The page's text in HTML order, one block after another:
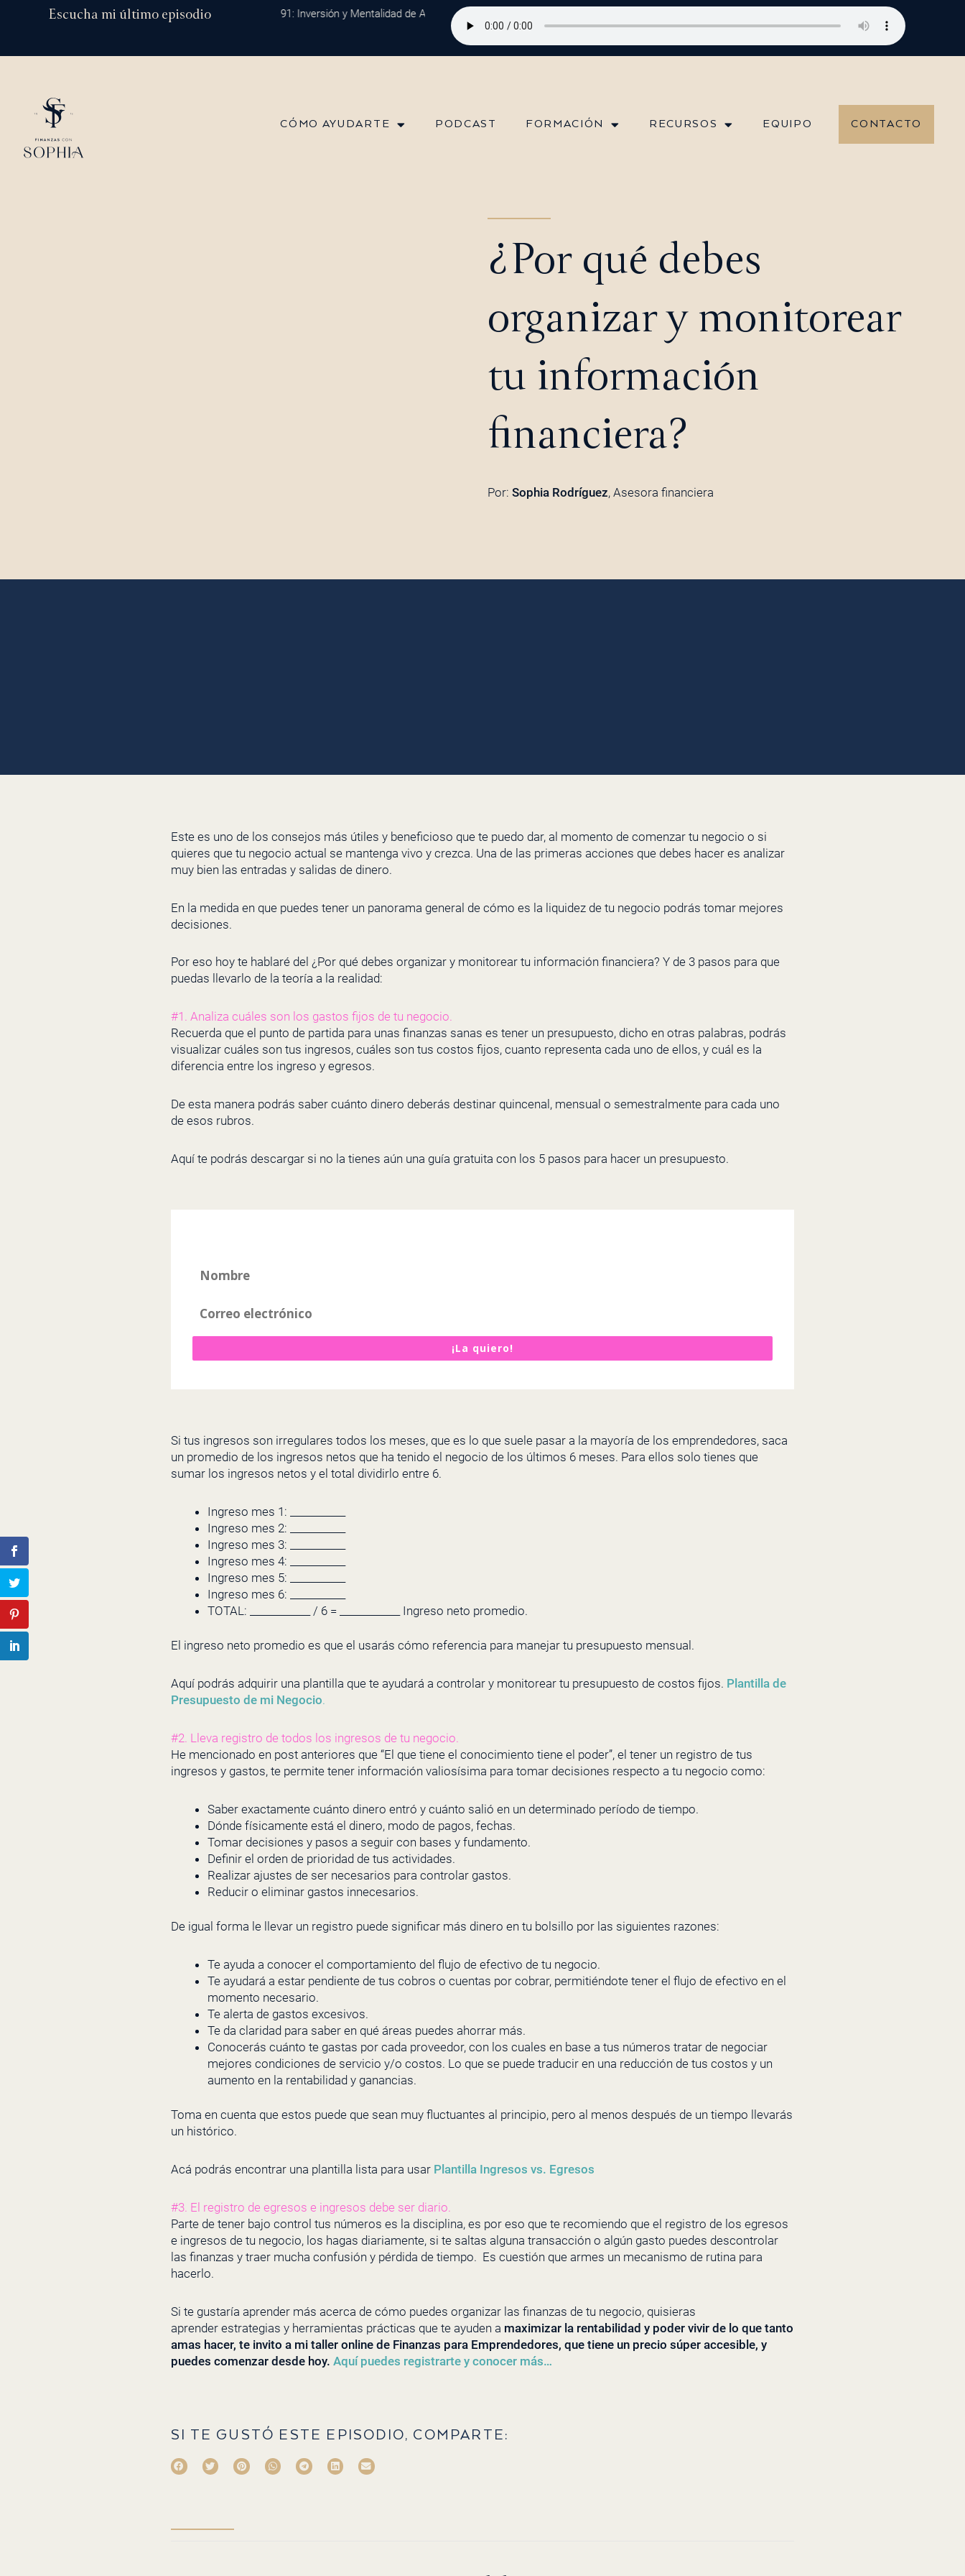
Escucha mi último episodioEpisodio 191: Inversión y Mentalidad de Abundancia en 2025: Estrategias para Construir el Futuro que Quieres Episodio 191: Inversión y Mentalidad de
CÓMO AYUDARTE PODCAST FORMACIÓN RECURSOS EQUIPO CONTACTO
¿Por qué debes
organizar y monitorear
tu información
financiera?
Por:Sophia Rodríguez, Asesora financiera
Este es uno de los consejos más útiles y beneficioso que te puedo dar, al momento de comenzar tu negocio o si
quieres que tu negocio actual se mantenga vivo y crezca. Una de las primeras acciones que debes hacer es analizar
muy bien las entradas y salidas de dinero.
En la medida en que puedes tener un panorama general de cómo es la liquidez de tu negocio podrás tomar mejores
decisiones.
Por eso hoy te hablaré del ¿Por qué debes organizar y monitorear tu información financiera? Y de 3 pasos para que
puedas llevarlo de la teoría a la realidad:
#1. Analiza cuáles son los gastos fijos de tu negocio.
Recuerda que el punto de partida para unas finanzas sanas es tener un presupuesto, dicho en otras palabras, podrás
visualizar cuáles son tus ingresos, cuáles son tus costos fijos, cuanto representa cada uno de ellos, y cuál es la
diferencia entre los ingreso y egresos.
De esta manera podrás saber cuánto dinero deberás destinar quincenal, mensual o semestralmente para cada uno
de esos rubros.
Aquí te podrás descargar si no la tienes aún una guía gratuita con los 5 pasos para hacer un presupuesto.
¡La quiero!
Si tus ingresos son irregulares todos los meses, que es lo que suele pasar a la mayoría de los emprendedores, saca
un promedio de los ingresos netos que ha tenido el negocio de los últimos 6 meses. Para ellos solo tienes que
sumar los ingresos netos y el total dividirlo entre 6.
Ingreso mes 1: ___________
Ingreso mes 2: ___________
Ingreso mes 3: ___________
Ingreso mes 4: ___________
Ingreso mes 5: ___________
Ingreso mes 6: ___________
TOTAL: ____________ / 6 = ____________ Ingreso neto promedio.
El ingreso neto promedio es que el usarás cómo referencia para manejar tu presupuesto mensual.
Aquí podrás adquirir una plantilla que te ayudará a controlar y monitorear tu presupuesto de costos fijos. Plantilla de
Presupuesto de mi Negocio.
#2. Lleva registro de todos los ingresos de tu negocio.
He mencionado en post anteriores que “El que tiene el conocimiento tiene el poder”, el tener un registro de tus
ingresos y gastos, te permite tener información valiosísima para tomar decisiones respecto a tu negocio como:
Saber exactamente cuánto dinero entró y cuánto salió en un determinado período de tiempo.
Dónde físicamente está el dinero, modo de pagos, fechas.
Tomar decisiones y pasos a seguir con bases y fundamento.
Definir el orden de prioridad de tus actividades.
Realizar ajustes de ser necesarios para controlar gastos.
Reducir o eliminar gastos innecesarios.
De igual forma le llevar un registro puede significar más dinero en tu bolsillo por las siguientes razones:
Te ayuda a conocer el comportamiento del flujo de efectivo de tu negocio.
Te ayudará a estar pendiente de tus cobros o cuentas por cobrar, permitiéndote tener el flujo de efectivo en el
momento necesario.
Te alerta de gastos excesivos.
Te da claridad para saber en qué áreas puedes ahorrar más.
Conocerás cuánto te gastas por cada proveedor, con los cuales en base a tus números tratar de negociar
mejores condiciones de servicio y/o costos. Lo que se puede traducir en una reducción de tus costos y un
aumento en la rentabilidad y ganancias.
Toma en cuenta que estos puede que sean muy fluctuantes al principio, pero al menos después de un tiempo llevarás
un histórico.
Acá podrás encontrar una plantilla lista para usar Plantilla Ingresos vs. Egresos
#3. El registro de egresos e ingresos debe ser diario.
Parte de tener bajo control tus números es la disciplina, es por eso que te recomiendo que el registro de los egresos
e ingresos de tu negocio, los hagas diariamente, si te saltas alguna transacción o algún gasto puedes descontrolar
las finanzas y traer mucha confusión y pérdida de tiempo. Es cuestión que armes un mecanismo de rutina para
hacerlo.
Si te gustaría aprender más acerca de cómo puedes organizar las finanzas de tu negocio, quisieras
aprender estrategias y herramientas prácticas que te ayuden a maximizar la rentabilidad y poder vivir de lo que tanto
amas hacer, te invito a mi taller online de Finanzas para Emprendedores, que tiene un precio súper accesible, y
puedes comenzar desde hoy. Aquí puedes registrarte y conocer más…
SI TE GUSTÓ ESTE EPISODIO, COMPARTE: